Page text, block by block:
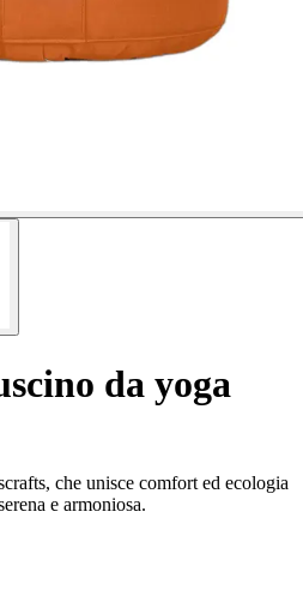
da yoga
che unisce comfort ed ecologia
e armoniosa.